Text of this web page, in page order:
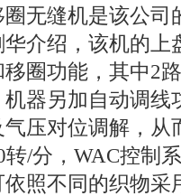
无缝机是该公司
介绍，该机的上
圈功能，其中2
器另加自动调线
压对位调解，从
/分，WAC控制
照不同的织物采